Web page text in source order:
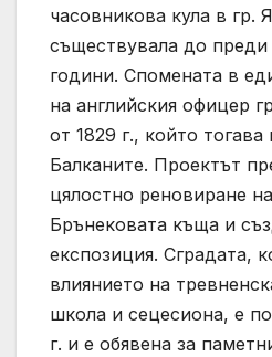
часовникова кула в гр.
съществувала до преди
години. Спомената в
на английския офицер
от 1829 г., който тогава
Балканите. Проектът
цялостно реновиране
Брънековата къща и
експозиция. Сградата,
влиянието на
школа и сецесиона, е
г. и е обявена за